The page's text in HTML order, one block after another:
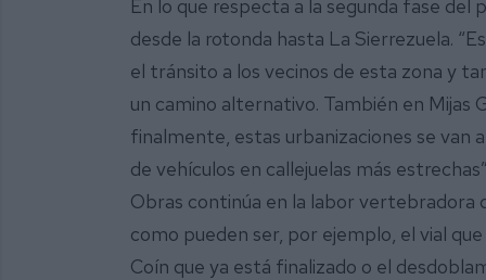
En lo que respecta a la segunda fase
desde la rotonda hasta La Sierrezuela.
el tránsito a los vecinos de esta zona y
un camino alternativo. También en Mijas
finalmente, estas urbanizaciones se van
de vehículos en callejuelas más
Obras continúa en la labor vertebradora
como pueden ser, por ejemplo, el vial
Coín que ya está finalizado o el